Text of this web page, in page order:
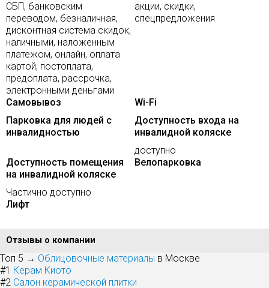
СБП, банковским
переводом, безналичная,
дисконтная система скидок,
наличными, наложенным
платежом, онлайн, оплата
картой, постоплата,
предоплата, рассрочка,
электронными деньгами
акции, скидки,
спецпредложения
Самовывоз
Wi-Fi
Парковка для людей с
инвалидностью
Доступность входа на
инвалидной коляске
доступно
Доступность помещения
на инвалидной коляске
Частично доступно
Велопарковка
Лифт
Отзывы о компании
Топ 5 → Облицовочные материалы в Москве
#1 Керам Киото
#2 Салон керамической плитки